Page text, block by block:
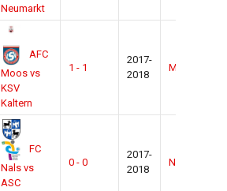
Neumarkt
AFC
Moos vs
KSV
Kaltern
1 - 1
2017-
2018
Moos
FC
Nals vs
ASC
0 - 0
2017-
2018
Nals